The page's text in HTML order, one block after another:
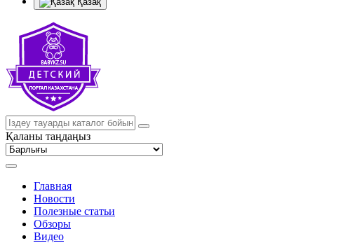
Қаланы таңдаңыз
Главная
Новости
Полезные статьи
Обзоры
Видео